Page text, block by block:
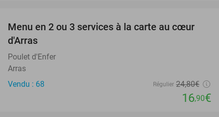
32%
Menu en 2 ou 3 services à la carte au cœur
d'Arras
Poulet d'Enfer
Arras
Vendu : 68
Régulier 24,80€
16,90€